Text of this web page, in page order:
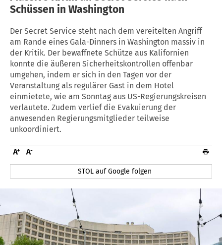
Schüssen in Washington
Der Secret Service steht nach dem vereitelten Angriff
am Rande eines Gala-Dinners in Washington massiv in
der Kritik. Der bewaffnete Schütze aus Kalifornien
konnte die äußeren Sicherheitskontrollen offenbar
umgehen, indem er sich in den Tagen vor der
Veranstaltung als regulärer Gast in dem Hotel
einmietete, wie am Sonntag aus US-Regierungskreisen
verlautete. Zudem verlief die Evakuierung der
anwesenden Regierungsmitglieder teilweise
unkoordiniert.
STOL auf Google folgen